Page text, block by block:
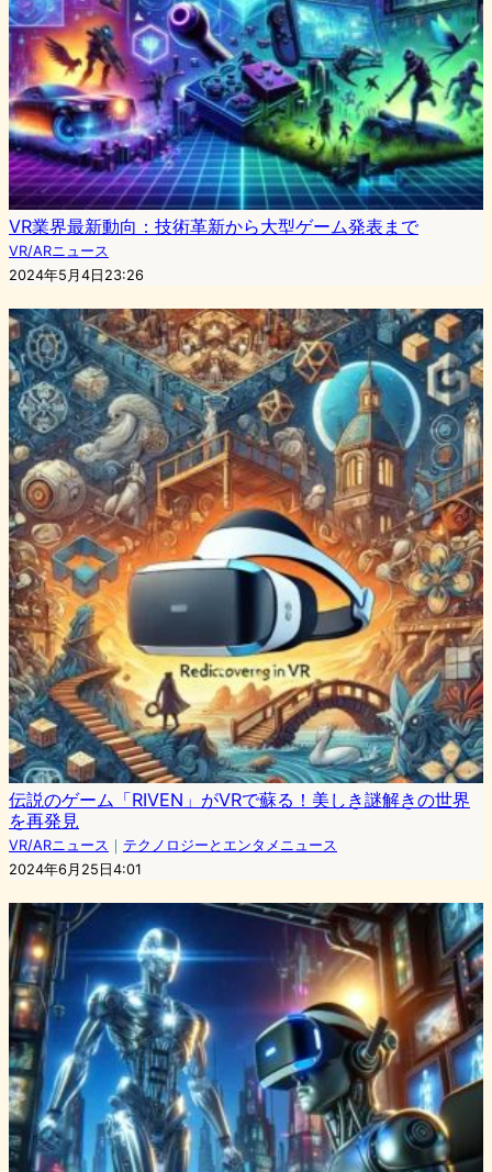
VR業界最新動向：技術革新から大型ゲーム発表まで
VR/ARニュース
2024年5月4日23:26
伝説のゲーム「RIVEN」がVRで蘇る！美しき謎解きの世界
を再発見
VR/ARニュース ｜ テクノロジーとエンタメニュース
2024年6月25日4:01